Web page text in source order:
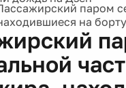
паром
на